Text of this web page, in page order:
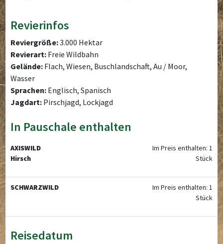
Revierinfos
Reviergröße:3.000 Hektar
Revierart: Freie Wildbahn
Gelände: Flach, Wiesen, Buschlandschaft, Au / Moor,
Wasser
Sprachen: Englisch, Spanisch
Jagdart: Pirschjagd, Lockjagd
In Pauschale enthalten
AXISWILD
Hirsch
Im Preis enthalten: 1
Stück
SCHWARZWILD
Im Preis enthalten: 1
Stück
Reisedatum